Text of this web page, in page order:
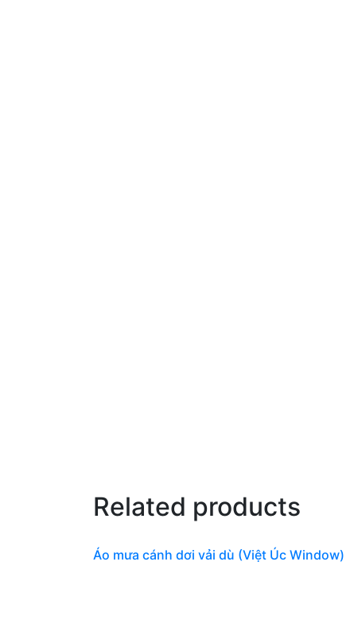
Related products
Áo mưa cánh dơi vải dù (Việt Úc Window)